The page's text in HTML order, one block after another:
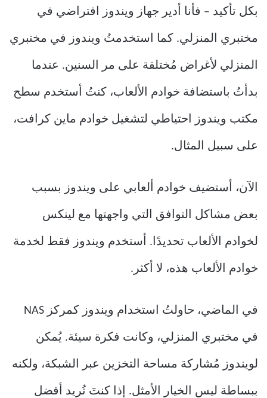
بكل تأكيد – فأنا أدير جهاز ويندوز افتراضي في
مختبري المنزلي. كما استخدمتُ ويندوز في مختبري
المنزلي لأغراض مُختلفة على مر السنين. عندما
بدأتُ باستضافة خوادم الألعاب، كنتُ أستخدم سطح
مكتب ويندوز احتياطي لتشغيل خوادم ماين كرافت،
على سبيل المثال.
الآن، أستضيف خوادم ألعابي على ويندوز بسبب
بعض مشاكل التوافق التي واجهتها مع لينكس
لخوادم الألعاب تحديدًا. أستخدم ويندوز فقط لخدمة
خوادم الألعاب هذه، لا أكثر.
في الماضي، حاولتُ استخدام ويندوز كمركز NAS
في مختبري المنزلي، وكانت فكرة سيئة. يُمكن
لويندوز مُشاركة مساحة التخزين عبر الشبكة، ولكنه
ببساطة ليس الخيار الأمثل. إذا كنتَ تُريد أفضل